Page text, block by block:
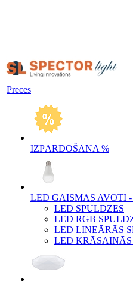
Preces
IZPĀRDOŠANA %
LED GAISMAS AVOTI
LED SPULDZES
LED RGB
LED LINEĀRĀS
LED KRĀSAINĀS